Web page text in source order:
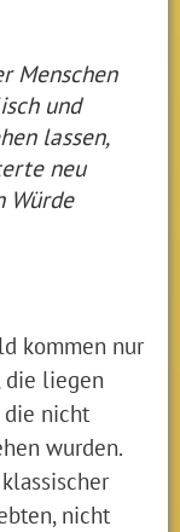
Menschen
und
lassen,
neu
Würde
kommen nur
die liegen
nicht
wurden.
nicht